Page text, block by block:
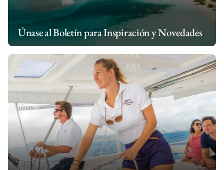
Únase al Boletín para Inspiración y Novedades